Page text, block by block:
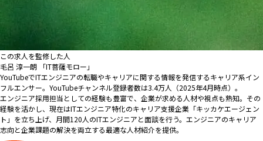
この求人を監修した人
毛呂 淳一朗 「IT菩薩モロー」
YouTubeでITエンジニアの転職やキャリアに関する情報を発信するキャリア系イン
フルエンサー。YouTubeチャンネル登録者数は3.4万人（2025年4月時点）。
エンジニア採用担当としての経験も豊富で、企業が求める人材や視点も熟知。その
経験を活かし、現在はITエンジニア特化のキャリア支援企業「キッカケエージェン
ト」を立ち上げ、月間120人のITエンジニアと面談を行う。エンジニアのキャリア
志向と企業課題の解決を両立する最適な人材紹介を提供。